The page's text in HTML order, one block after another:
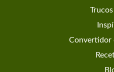
Convertidor